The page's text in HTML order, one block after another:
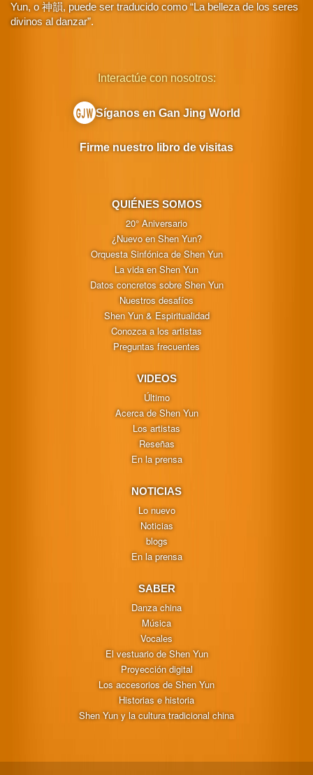
Yun, o 神韻, puede ser traducido como “La belleza de los seres
divinos al danzar”.
QUIÉNES SOMOS
20° Aniversario
¿Nuevo en Shen Yun?
Orquesta Sinfónica de Shen Yun
La vida en Shen Yun
Datos concretos sobre Shen Yun
Nuestros desafíos
Shen Yun & Espiritualidad
Conozca a los artistas
Preguntas frecuentes
VIDEOS
Último
Acerca de Shen Yun
Los artistas
Reseñas
En la prensa
NOTICIAS
Lo nuevo
Noticias
blogs
En la prensa
SABER
Danza china
Música
Vocales
El vestuario de Shen Yun
Proyección digital
Los accesorios de Shen Yun
Historias e historia
Shen Yun y la cultura tradicional china
Interactúe con nosotros:
Síganos en Gan Jing World
Firme nuestro libro de visitas